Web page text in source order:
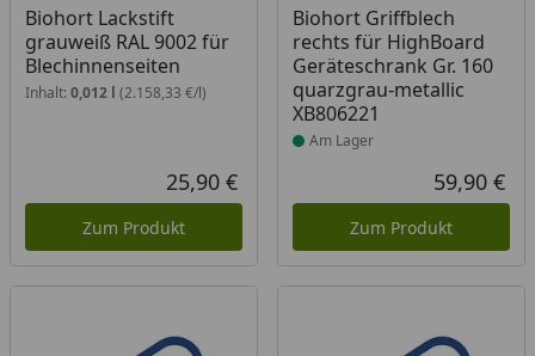
Biohort Lackstift
grauweiß RAL 9002 für
Blechinnenseiten
Inhalt: 0,012 l (2.158,33 €/l)
Aktueller Preis
25,90 €
Zum Produkt
Biohort Griffblech
rechts für HighBoard
Geräteschrank Gr. 160
quarzgrau-metallic
XB806221
Produkt am Lager
Am Lager
59,90 €
Zum Produkt